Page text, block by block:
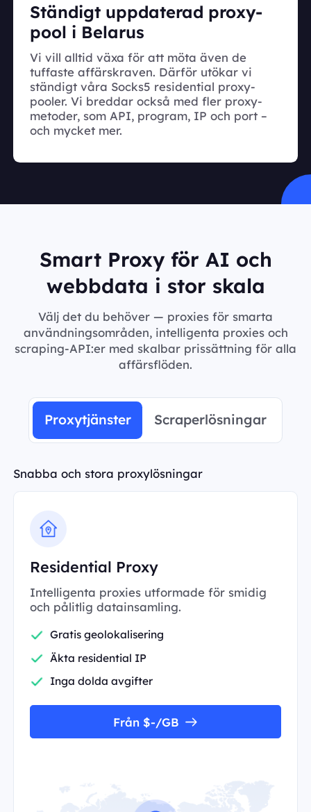
Ständigt uppdaterad proxy-
pool i Belarus
Vi vill alltid växa för att möta även de
tuffaste affärskraven. Därför utökar vi
ständigt våra Socks5 residential proxy-
pooler. Vi breddar också med fler proxy-
metoder, som API, program, IP och port –
och mycket mer.
Smart Proxy för AI och
webbdata i stor skala
Välj det du behöver — proxies för smarta
användningsområden, intelligenta proxies och
scraping-API:er med skalbar prissättning för alla
affärsflöden.
Proxytjänster Scraperlösningar
Snabba och stora proxylösningar
Residential Proxy
Intelligenta proxies utformade för smidig
och pålitlig datainsamling.
Gratis geolokalisering
Äkta residential IP
Inga dolda avgifter
Från $-/GB